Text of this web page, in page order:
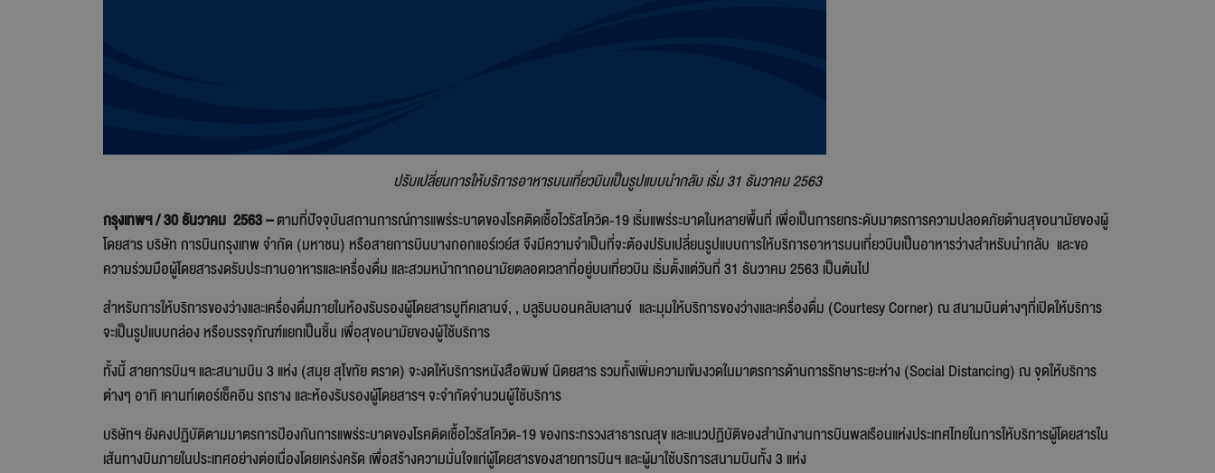
ปรับเปลี่ยนการให้บริการอาหารบนเที่ยวบินเป็นรูปแบบนำกลับ เริ่ม 31 ธันวาคม 2563
กรุงเทพฯ / 30 ธันวาคม 2563 –ตามที่ปัจจุบันสถานการณ์การแพร่ระบาดของโรคติดเชื้อไวรัสโควิด-19 เริ่มแพร่ระบาดในหลายพื้นที่ เพื่อเป็นการยกระดับมาตรการความปลอดภัยด้านสุขอนามัยของผู้
โดยสาร บริษัท การบินกรุงเทพ จำกัด (มหาชน) หรือสายการบินบางกอกแอร์เวย์ส จึงมีความจำเป็นที่จะต้องปรับเปลี่ยนรูปแบบการให้บริการอาหารบนเที่ยวบินเป็นอาหารว่างสำหรับนำกลับ และขอ
ความร่วมมือผู้โดยสารงดรับประทานอาหารและเครื่องดื่ม และสวมหน้ากากอนามัยตลอดเวลาที่อยู่บนเที่ยวบิน เริ่มตั้งแต่วันที่ 31 ธันวาคม 2563 เป็นต้นไป
สำหรับการให้บริการของว่างและเครื่องดื่มภายในห้องรับรองผู้โดยสารบูทีคเลานจ์, , บลูริบบอนคลับเลานจ์ และมุมให้บริการของว่างและเครื่องดื่ม (Courtesy Corner) ณ สนามบินต่างๆที่เปิดให้บริการ
จะเป็นรูปแบบกล่อง หรือบรรจุภัณฑ์แยกเป็นชิ้น เพื่อสุขอนามัยของผู้ใช้บริการ
ทั้งนี้ สายการบินฯ และสนามบิน 3 แห่ง (สมุย สุโขทัย ตราด) จะงดให้บริการหนังสือพิมพ์ นิตยสาร รวมทั้งเพิ่มความเข้มงวดในมาตรการด้านการรักษาระยะห่าง (Social Distancing) ณ จุดให้บริการ
ต่างๆ อาทิ เคานท์เตอร์เช็คอิน รถราง และห้องรับรองผู้โดยสารฯ จะจำกัดจำนวนผู้ใช้บริการ
บริษัทฯ ยังคงปฏิบัติตามมาตรการป้องกันการแพร่ระบาดของโรคติดเชื้อไวรัสโควิด-19 ของกระทรวงสาธารณสุข และแนวปฏิบัติของสำนักงานการบินพลเรือนแห่งประเทศไทยในการให้บริการผู้โดยสารใน
เส้นทางบินภายในประเทศอย่างต่อเนื่องโดยเคร่งครัด เพื่อสร้างความมั่นใจแก่ผู้โดยสารของสายการบินฯ และผู้มาใช้บริการสนามบินทั้ง 3 แห่ง